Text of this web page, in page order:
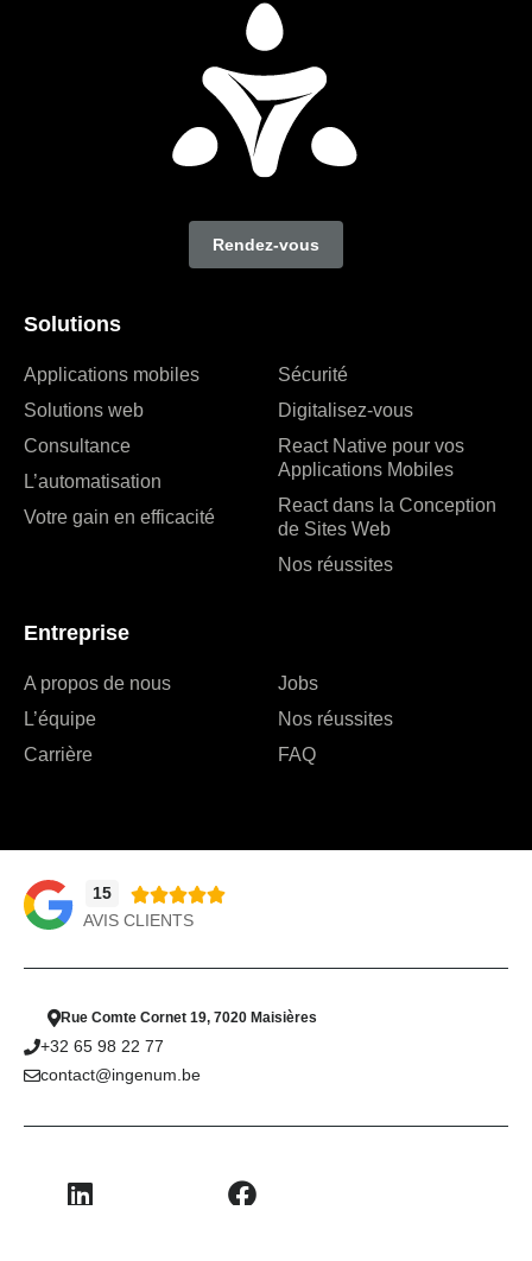
Solutions
Applications mobiles
Solutions web
Consultance
L’automatisation
Votre gain en efficacité
Sécurité
Digitalisez-vous
React Native pour vos
Applications Mobiles
React dans la Conception
de Sites Web
Nos réussites
Entreprise
A propos de nous
L’équipe
Carrière
Jobs
Nos réussites
FAQ
Rendez-vous
15 
AVIS CLIENTS
Rue Comte Cornet 19, 7020 Maisières
+32 65 98 22 77
contact@ingenum.be